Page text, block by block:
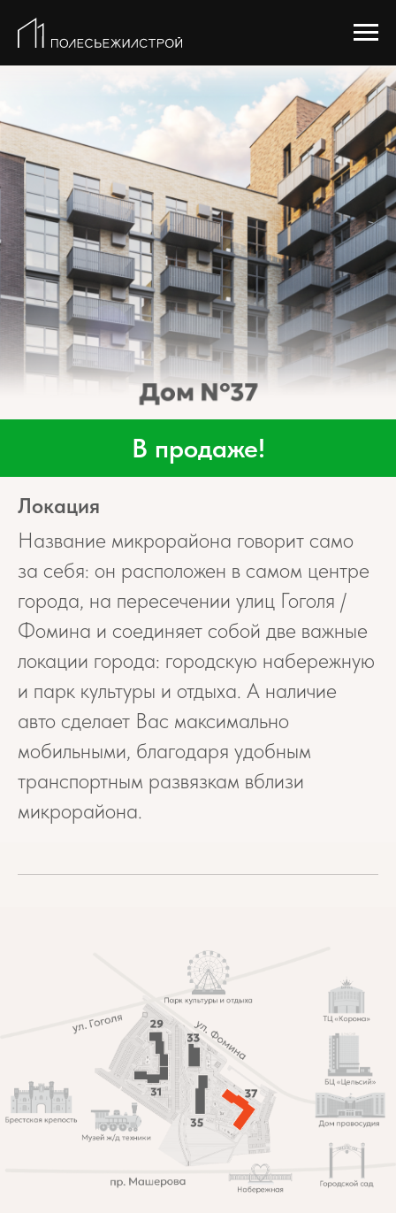
В продаже!
Локация
Название микрорайона говорит само
за себя: он расположен в самом центре
города, на пересечении улиц Гоголя /
Фомина и соединяет собой две важные
локации города: городскую набережную
и парк культуры и отдыха. А наличие
авто сделает Вас максимально
мобильными, благодаря удобным
транспортным развязкам вблизи
микрорайона.